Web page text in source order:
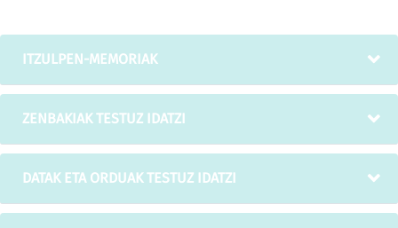
ITZULPEN-MEMORIAK
ZENBAKIAK TESTUZ IDATZI
DATAK ETA ORDUAK TESTUZ IDATZI